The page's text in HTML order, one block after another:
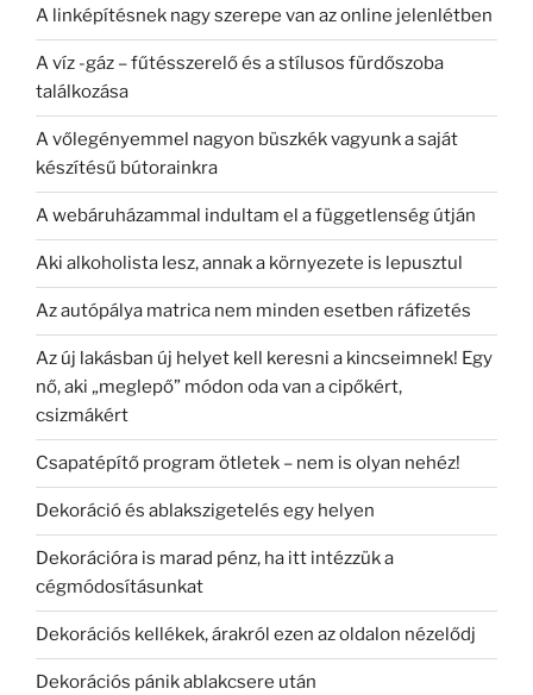
A linképítésnek nagy szerepe van az online jelenlétben
A víz -gáz – fűtésszerelő és a stílusos fürdőszoba
találkozása
A vőlegényemmel nagyon büszkék vagyunk a saját
készítésű bútorainkra
A webáruházammal indultam el a függetlenség útján
Aki alkoholista lesz, annak a környezete is lepusztul
Az autópálya matrica nem minden esetben ráfizetés
Az új lakásban új helyet kell keresni a kincseimnek! Egy
nő, aki „meglepő” módon oda van a cipőkért,
csizmákért
Csapatépítő program ötletek – nem is olyan nehéz!
Dekoráció és ablakszigetelés egy helyen
Dekorációra is marad pénz, ha itt intézzük a
cégmódosításunkat
Dekorációs kellékek, árakról ezen az oldalon nézelődj
Dekorációs pánik ablakcsere után